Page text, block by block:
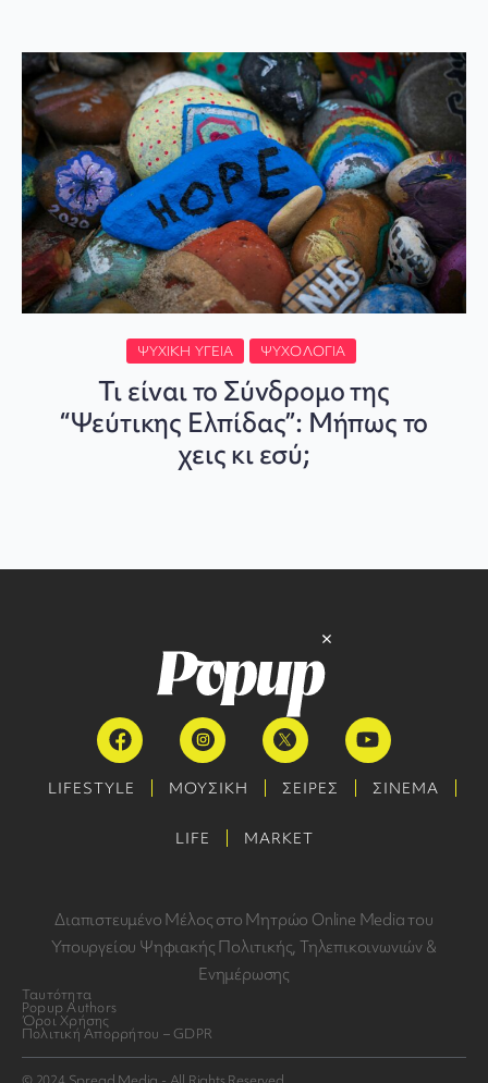
ΨΥΧΙΚΉ ΥΓΕΊΑ ΨΥΧΟΛΟΓΊΑ
Τι είναι το Σύνδρομο της
“Ψεύτικης Ελπίδας”: Μήπως το
χεις κι εσύ;
LIFESTYLE ΜΟΥΣΙΚΗ ΣΕΙΡΕΣ ΣΙΝΕΜΑ
LIFE MARKET
Διαπιστευμένο Μέλος στο Μητρώο Online Media του
Υπουργείου Ψηφιακής Πολιτικής, Τηλεπικοινωνιών &
Ενημέρωσης
Ταυτότητα
Popup Authors
Όροι Χρήσης
Πολιτική Απορρήτου – GDPR